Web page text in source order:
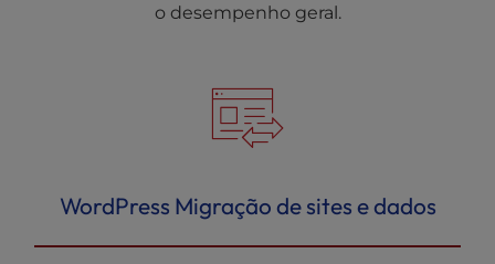
o desempenho geral.
WordPress Migração de sites e dados